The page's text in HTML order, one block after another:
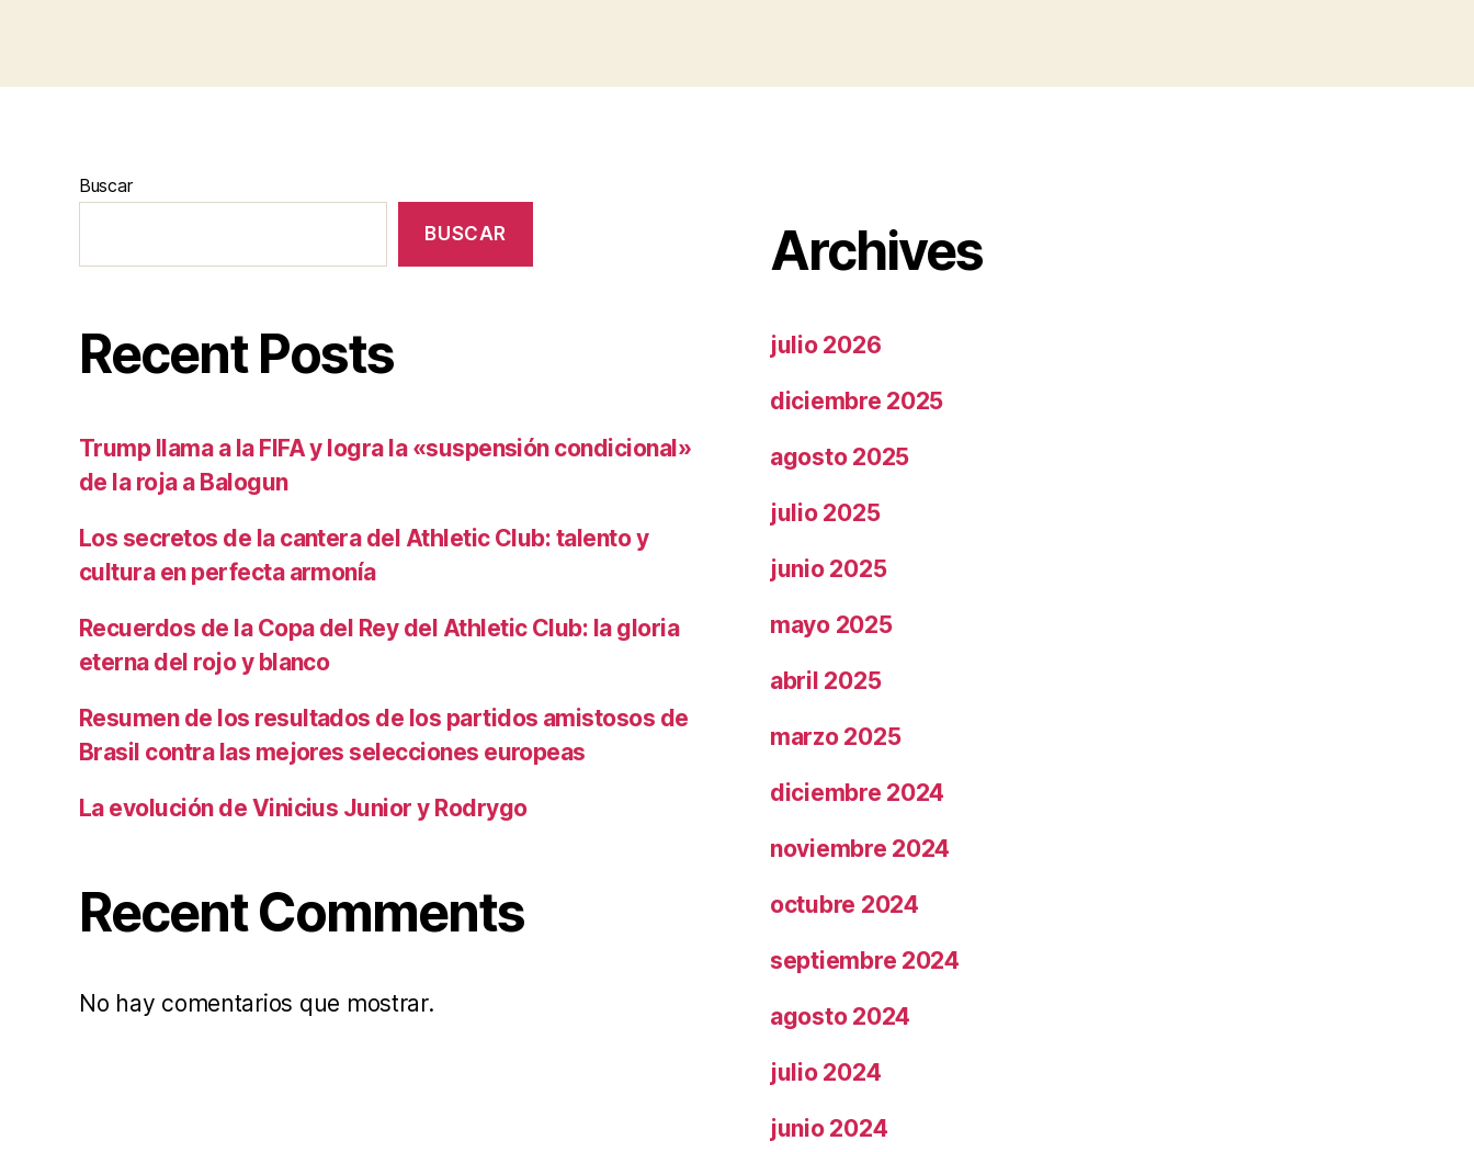
Buscar
BUSCAR
Recent Posts
Trump llama a la FIFA y logra la «suspensión condicional»
de la roja a Balogun
Los secretos de la cantera del Athletic Club: talento y
cultura en perfecta armonía
Recuerdos de la Copa del Rey del Athletic Club: la gloria
eterna del rojo y blanco
Resumen de los resultados de los partidos amistosos de
Brasil contra las mejores selecciones europeas
La evolución de Vinicius Junior y Rodrygo
Recent Comments
No hay comentarios que mostrar.
Archives
julio 2026
diciembre 2025
agosto 2025
julio 2025
junio 2025
mayo 2025
abril 2025
marzo 2025
diciembre 2024
noviembre 2024
octubre 2024
septiembre 2024
agosto 2024
julio 2024
junio 2024